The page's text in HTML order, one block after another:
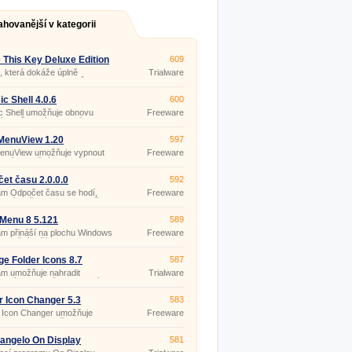
v kategorii
This Key Deluxe Edition
která dokáže úplně
nebo upravit způsob
Lock, Num Lock,
F12, klávesu s logem
apod.
609
Trialware
Shell 4.0.6
Shell umožňuje obnovu
původních funkcí
ve Windows Vista, 7
Start) nebo původních
zobrazení stromové
600
Freeware
1.20
umožňuje vypnout
nechtěných položek v
597
Freeware
času 2.0.0.0
Odpočet času se hodí,
nějakou dobu na něco
dobu.
592
Freeware
8 5.121
přináší na plochu Windows
tradiční tlačítko Start s
589
Freeware
Folder Icons 8.7
umožňuje nahradit
ikony složek, diskových
587
Trialware
Icon Changer 5.3
Icon Changer umožňuje
a rychlou změnu
583
Freeware
On Display
581